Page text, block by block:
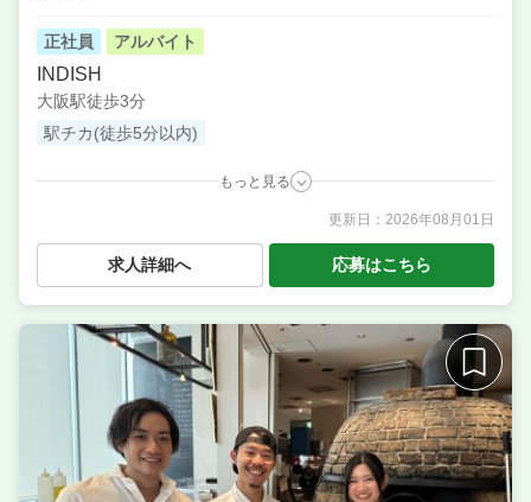
正社員 アルバイト
INDISH
大阪駅徒歩3分
駅チカ(徒歩5分以内)
もっと見る
料理長候補（シェフ・板長など） ／ 店長候補・マネ
ージャー ／ 調理・キッチンスタッフ・板前 ／ 調理補
助・調理見習い ／ サービス・ホール ／ ソムリエ ／
業態 オーセンティックイタリアン
大阪府大阪市北区梅田3-2-2 JPタワー大阪 KITTE大
30席〜40席
7000円〜10000円
更新日： 2026年08月01日
求人詳細へ 応募はこちら